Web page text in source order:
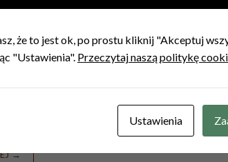
AKTUALNOŚCI
który przybliżył nam postacie
polskich misjonarzy-męczenników – bł.
→
że to jest ok, po prostu kliknij "Akceptuj
"Ustawienia". Przeczytaj naszą politykę
Ustawienia